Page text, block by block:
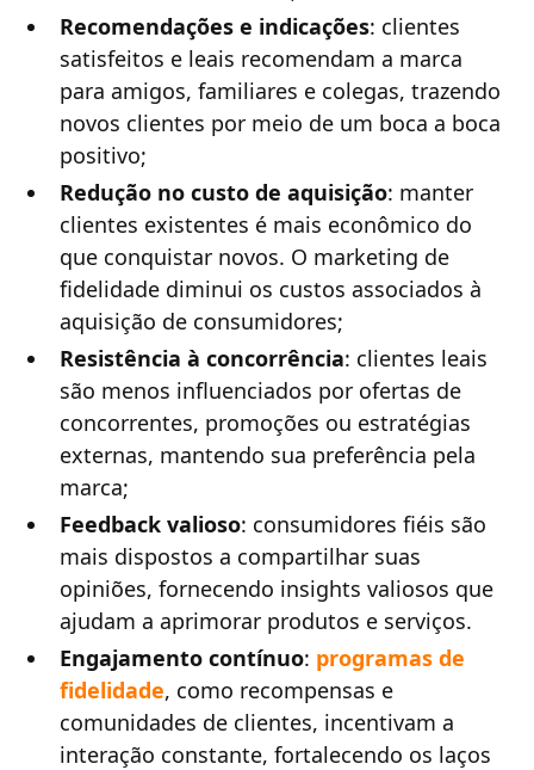
Recomendações e indicações: clientes
satisfeitos e leais recomendam a marca
para amigos, familiares e colegas, trazendo
novos clientes por meio de um boca a boca
positivo;
Redução no custo de aquisição: manter
clientes existentes é mais econômico do
que conquistar novos. O marketing de
fidelidade diminui os custos associados à
aquisição de consumidores;
Resistência à concorrência: clientes leais
são menos influenciados por ofertas de
concorrentes, promoções ou estratégias
externas, mantendo sua preferência pela
marca;
Feedback valioso: consumidores fiéis são
mais dispostos a compartilhar suas
opiniões, fornecendo insights valiosos que
ajudam a aprimorar produtos e serviços.
Engajamento contínuo: programas de
fidelidade, como recompensas e
comunidades de clientes, incentivam a
interação constante, fortalecendo os laços